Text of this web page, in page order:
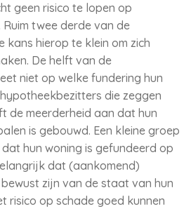
geen risico te lopen op
twee derde van de
kans hierop te klein om zich
De helft van de
niet op welke fundering hun
die zeggen
de meerderheid aan dat hun
is gebouwd. Een kleine groep
hun woning is gefundeerd op
dat (aankomend)
zijn van de staat van hun
risico op schade goed kunnen